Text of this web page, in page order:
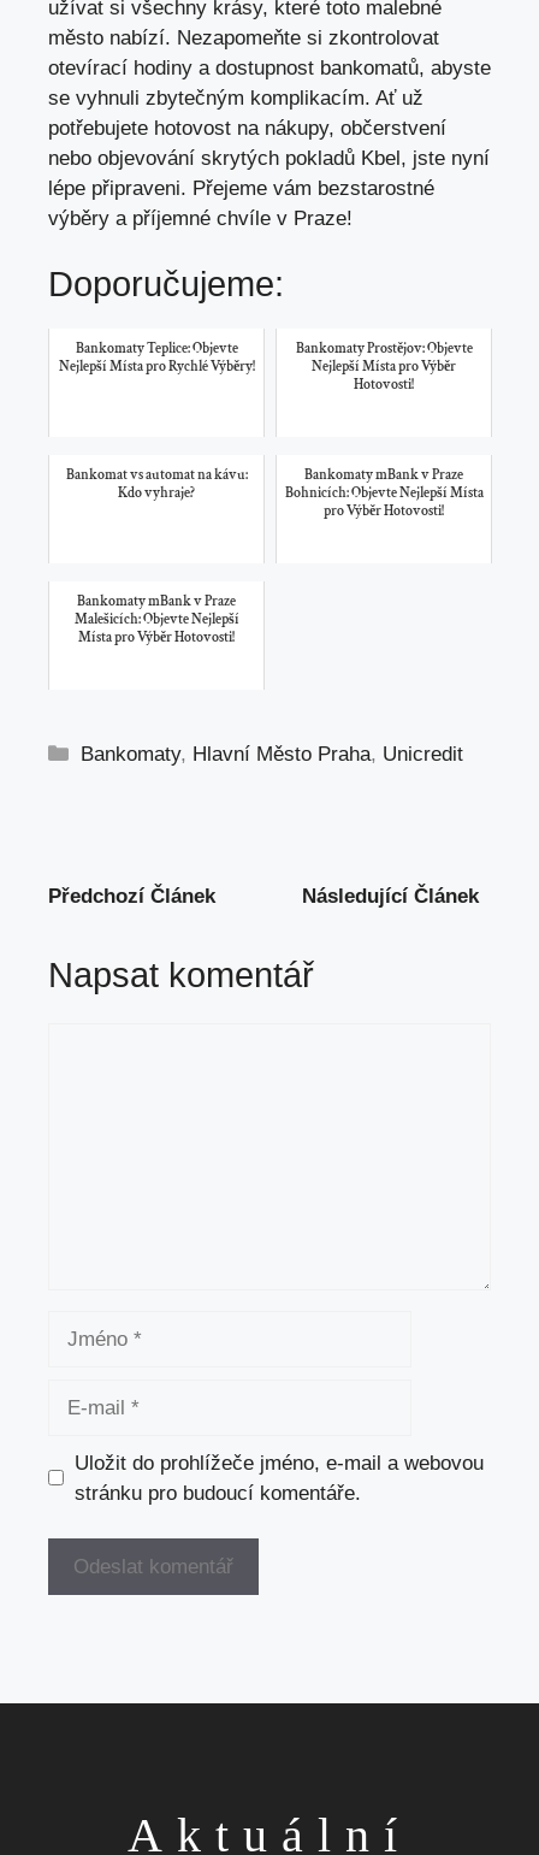
užívat si všechny krásy, které toto malebné
město nabízí. Nezapomeňte si zkontrolovat
otevírací hodiny a dostupnost bankomatů, abyste
se vyhnuli zbytečným komplikacím. Ať už
potřebujete hotovost na nákupy, občerstvení
nebo objevování skrytých pokladů Kbel, jste nyní
lépe připraveni. Přejeme vám bezstarostné
výběry a příjemné chvíle v Praze!
Doporučujeme:
Bankomaty Teplice: Objevte
Nejlepší Místa pro Rychlé Výběry!
Bankomaty Prostějov: Objevte
Nejlepší Místa pro Výběr
Hotovosti!
Bankomat vs automat na kávu:
Kdo vyhraje?
Bankomaty mBank v Praze
Bohnicích: Objevte Nejlepší Místa
pro Výběr Hotovosti!
Bankomaty mBank v Praze
Malešicích: Objevte Nejlepší
Místa pro Výběr Hotovosti!
Rubriky
Bankomaty, Hlavní Město Praha, Unicredit
Předchozí Článek Následující Článek
Napsat komentář
Uložit do prohlížeče jméno, e-mail a webovou
stránku pro budoucí komentáře.
Aktuální